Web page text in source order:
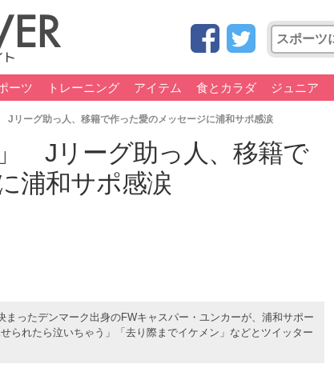
ーツ トレーニング アイテム 食とカラダ ジュニア
リーグ助っ人、移籍で作った愛のメッセージに浦和サポ感涙
Jリーグ助っ人、移籍で
浦和サポ感涙
ったデンマーク出身のFWキャスパー・ユンカーが、浦和サポー
られたら泣いちゃう」「去り際までイケメン」などとツイッター